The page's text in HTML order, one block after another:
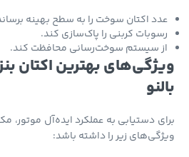
اکتان سوخت را به سطح بهینه برساند.
کربنی را پاک‌سازی کند.
سیستم سوخت‌رسانی محافظت کند.
بهترین اکتان
دستیابی به عملکرد ایده‌آل موتور،
زیر را داشته باشد: